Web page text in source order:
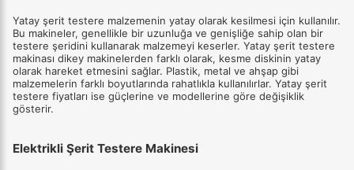
Yatay şerit testere malzemenin yatay olarak kesilmesi için kullanılır.
Bu makineler, genellikle bir uzunluğa ve genişliğe sahip olan bir
testere şeridini kullanarak malzemeyi keserler. Yatay şerit testere
makinası dikey makinelerden farklı olarak, kesme diskinin yatay
olarak hareket etmesini sağlar. Plastik, metal ve ahşap gibi
malzemelerin farklı boyutlarında rahatlıkla kullanılırlar. Yatay şerit
testere fiyatları ise güçlerine ve modellerine göre değişiklik
gösterir.
Elektrikli Şerit Testere Makinesi